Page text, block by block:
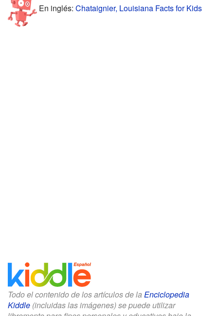
En inglés: Chataignier, Louisiana Facts for Kids
Todo el contenido de los artículos de la Enciclopedia
Kiddle (incluidas las imágenes) se puede utilizar